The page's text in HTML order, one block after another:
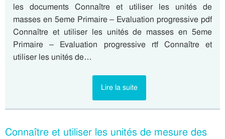
les documents Connaître et utiliser les unités de
masses en 5eme Primaire – Evaluation progressive pdf
Connaître et utiliser les unités de masses en 5eme
Primaire – Evaluation progressive rtf Connaître et
utiliser les unités de…
Lire la suite
Connaître et utiliser les unités de mesure des